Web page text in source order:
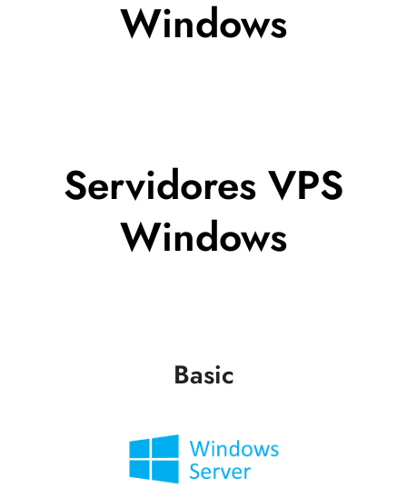
Windows
Servidores VPS
Windows
Basic